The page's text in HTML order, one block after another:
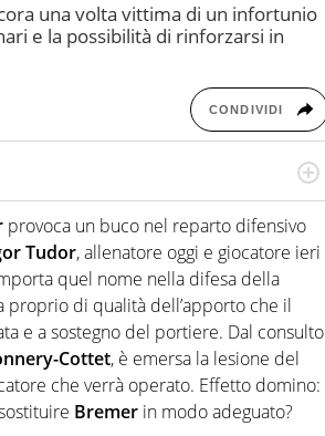
una volta vittima di un infortunio
e la possibilità di rinforzarsi in
CONDIVIDI
curiosità personale e necessità:
concedendosi innocenti evasioni
ala destra, oggi si sente a suo agio nel
dei migliori 5 calciatori di sempre.
provoca un buco nel reparto difensivo
Tudor, allenatore oggi e giocatore ieri
quel nome nella difesa della
proprio di qualità dell’apporto che il
e a sostegno del portiere. Dal consulto
Cottet, è emersa la lesione del
che verrà operato. Effetto domino:
Bremer in modo adeguato?